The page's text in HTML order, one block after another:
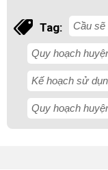
Tag: Cầu
Quy hoạch
Kế hoạch sử
Quy hoạch